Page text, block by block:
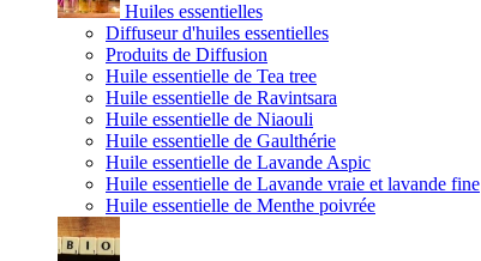
Huiles essentielles
Diffuseur d'huiles essentielles
Produits de Diffusion
Huile essentielle de Tea tree
Huile essentielle de Ravintsara
Huile essentielle de Niaouli
Huile essentielle de Gaulthérie
Huile essentielle de Lavande Aspic
Huile essentielle de Lavande vraie et lavande fine
Huile essentielle de Menthe poivrée